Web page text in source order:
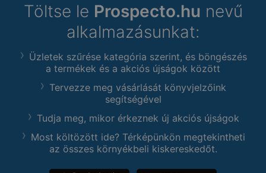
Töltse le Prospecto.hu nevű
alkalmazásunkat:
Üzletek szűrése kategória szerint, és böngészés
a termékek és a akciós újságok között
Tervezze meg vásárlását könyvjelzőink
segítségével
Tudja meg, mikor érkeznek új akciós újságok
Most költözött ide? Térképünkön megtekintheti
az összes környékbeli kiskereskedőt.